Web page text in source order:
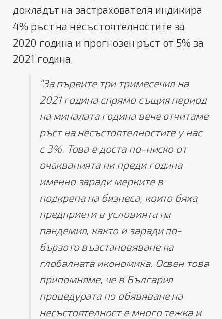
докладът на застрахователя индикира
4% ръст на несъстоятелностите за
2020 година и прогнозен ръст от 5% за
2021 година.
“За първите три тримесечия на
2021 година спрямо същия период
на миналата година вече отчитаме
ръст на несъстоятелностите у нас
с 3%. Това е доста по-ниско от
очакванията ни преди година
именно заради мерките в
подкрепа на бизнеса, които бяха
предприети в условията на
пандемия, както и заради по-
бързото възстановяване на
глобалната икономика. Освен това
припомняме, че в България
процедурата по обявяване на
несъстоятелност е много тежка и